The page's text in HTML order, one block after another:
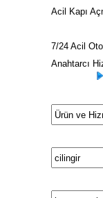
Acil Kapı
7/24 Acil
Anahtarcı